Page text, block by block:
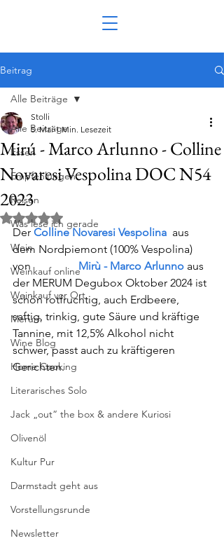
Beitrag
Alle Beiträge
Essen
Empfehlungen
Reisen
Was lese ich gerade
Wein
Weinkauf online
Weinkauf vor Ort
Merum
Wine Blog
Home Cooking
Literarisches Solo
Jack „out“ the box & andere Kuriosi
Olivenöl
Kultur Pur
Darmstadt geht aus
Vorstellungsrunde
Newsletter
Alle Beiträge
Mirú - Marco Arlunno - Colline
Novaresi Vespolina DOC N54
2023
Stolli
5. Mai 1 Min. Lesezeit
Mit NaN von 5 Sternen bewertet.
Der Colline Novaresi Vespolina aus
dem Nordpiemont (100% Vespolina)
von Mirù - Marco Arlunno aus
der MERUM Degubox Oktober 2024 ist
schön rotfruchtig, auch Erdbeere,
saftig, trinkig, gute Säure und kräftige
Tannine, mit 12,5% Alkohol nicht
schwer, passt auch zu kräftigeren
Gerichten.